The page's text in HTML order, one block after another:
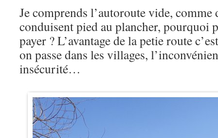
Je comprends l’autoroute vide, comme
conduisent pied au plancher, pourquoi
payer ? L’avantage de la petie route
on passe dans les villages,
insécurité…